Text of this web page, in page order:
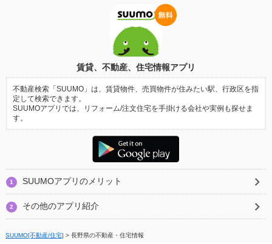
賃貸、不動産、住宅情報アプリ
不動産検索「SUUMO」は、賃貸物件、売買物件が住みたい駅、行政区を指
定して検索できます。
SUUMOアプリでは、リフォーム/注文住宅を手掛ける会社や実例も探せま
す。
1 SUUMOアプリのメリット
2 その他のアプリ紹介
SUUMO[不動産/住宅] > 長野県の不動産・住宅情報